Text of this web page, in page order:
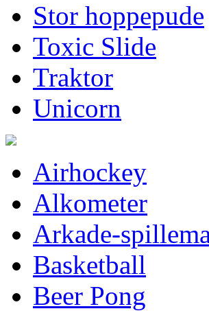
Stor hoppepude
Toxic Slide
Traktor
Unicorn
Airhockey
Alkometer
Arkade-
Basketball
Beer Pong